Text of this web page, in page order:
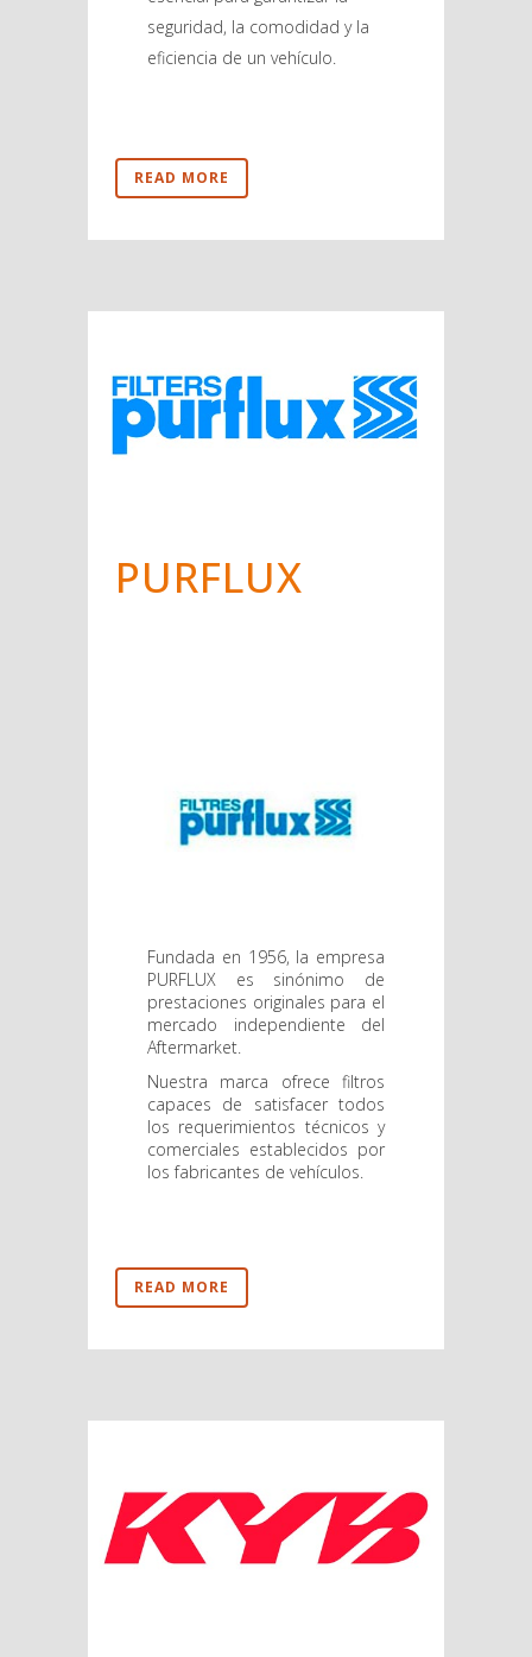
seguridad, la comodidad y la
eficiencia de un vehículo.
READ MORE
PURFLUX
Fundada en 1956, la empresa
PURFLUX es sinónimo de
prestaciones originales para el
mercado independiente del
Aftermarket.
Nuestra marca ofrece filtros
capaces de satisfacer todos
los requerimientos técnicos y
comerciales establecidos por
los fabricantes de vehículos.
READ MORE